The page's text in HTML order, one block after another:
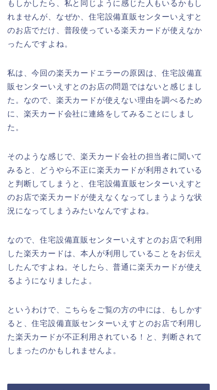
もしかしたら、私と同じように感じた人もいるかもし
れませんが、なぜか、住宅設備直販センターいえすと
のお店でだけ、普段使っている楽天カードが使えなか
ったんですよね。
私は、今回の楽天カードエラーの原因は、住宅設備直
販センターいえすとのお店の問題ではないと感じまし
た。なので、楽天カードが使えない理由を調べるため
に、楽天カード会社に連絡をしてみることにしまし
た。
そのような感じで、楽天カード会社の担当者に聞いて
みると、どうやら不正に楽天カードが利用されている
と判断してしまうと、住宅設備直販センターいえすと
のお店で楽天カードが使えなくなってしまうような状
況になってしまうみたいなんですよね。
なので、住宅設備直販センターいえすとのお店で利用
した楽天カードは、本人が利用していることをお伝え
したんですよね。そしたら、普通に楽天カードが使え
るようになりましたよ。
というわけで、こちらをご覧の方の中には、もしかす
ると、住宅設備直販センターいえすとのお店で利用し
た楽天カードが不正利用されている！と、判断されて
しまったのかもしれませんよ。